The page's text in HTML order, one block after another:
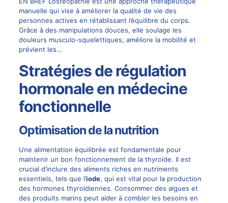
manuelle qui vise à améliorer la qualité de vie des
personnes actives en rétablissant l’équilibre du corps.
Grâce à des manipulations douces, elle soulage les
douleurs musculo-squelettiques, améliore la mobilité et
prévient les…
Stratégies de régulation
hormonale en médecine
fonctionnelle
Optimisation de la nutrition
Une alimentation équilibrée est fondamentale pour
maintenir un bon fonctionnement de la thyroïde. Il est
crucial d’inclure des aliments riches en nutriments
essentiels, tels que l’iode, qui est vital pour la production
des hormones thyroïdiennes. Consommer des algues et
des produits marins peut aider à combler les besoins en